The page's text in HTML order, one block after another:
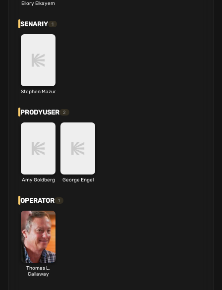
Ellory Elkayem
SENARIY 1
Stephen Mazur
PRODYUSER 2
Amy Goldberg George Engel
OPERATOR 1
Thomas L.
Callaway